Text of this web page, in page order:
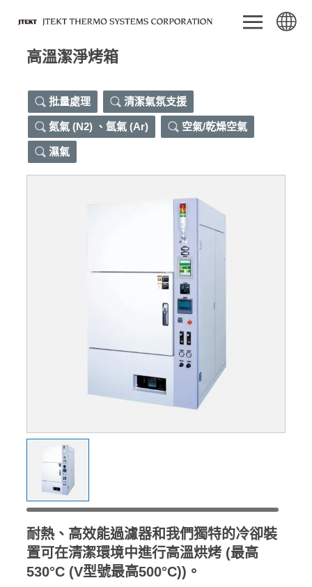
高溫潔淨烤箱
批量處理 清潔氣氛支援
氮氣 (N2) 、氬氣 (Ar) 空氣/乾燥空氣
濕氣
耐熱、高效能過濾器和我們獨特的冷卻裝
置可在清潔環境中進行高溫烘烤 (最高
530°C (V型號最高500°C))。